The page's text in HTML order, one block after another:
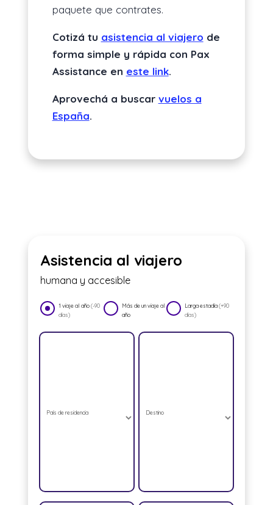
paquete que contrates.
Cotizá tu asistencia al viajero de
forma simple y rápida con Pax
Assistance en este link.
Aprovechá a buscar vuelos a
España.
Asistencia al viajero
humana y accesible
1 viaje al año(-90
días)
Más de un viaje al
año
Larga estadía(+90
días)
País de residencia Destino